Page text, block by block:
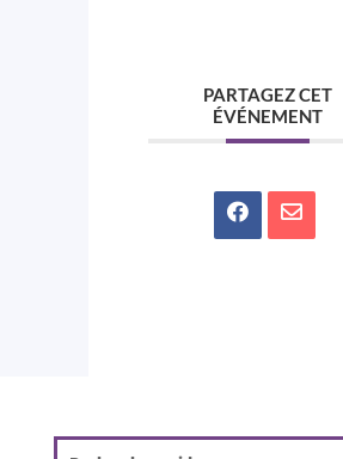
PARTAGEZ CET
ÉVÉNEMENT